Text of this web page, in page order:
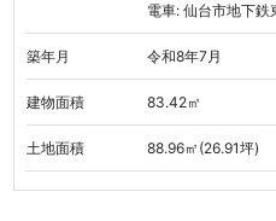
電車: 仙台市地下
築年月 令和8年7月
建物面積 83.42㎡
土地面積 88.96㎡(26.91坪)